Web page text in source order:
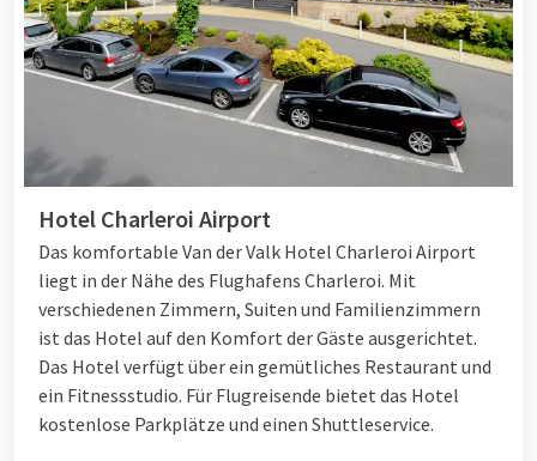
Hotel Charleroi Airport
Das komfortable Van der Valk Hotel Charleroi Airport
liegt in der Nähe des Flughafens Charleroi. Mit
verschiedenen Zimmern, Suiten und Familienzimmern
ist das Hotel auf den Komfort der Gäste ausgerichtet.
Das Hotel verfügt über ein gemütliches Restaurant und
ein Fitnessstudio. Für Flugreisende bietet das Hotel
kostenlose Parkplätze und einen Shuttleservice.